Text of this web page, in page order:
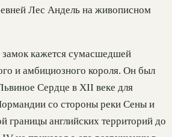
Лес Андель на живописном
кажется сумасшедшей
и амбициозного короля. Он был
Сердце в XII веке для
со стороны реки Сены и
границы английских территорий до